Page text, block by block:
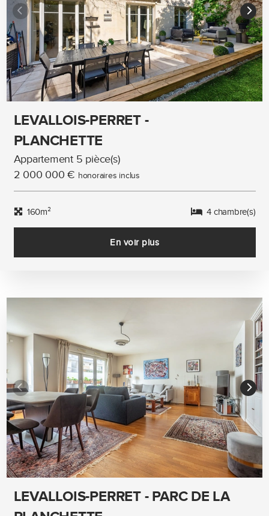
LEVALLOIS-PERRET -
PLANCHETTE
Appartement 5 pièce(s)
2 000 000 € honoraires inclus
160m² 4 chambre(s)
En voir plus
LEVALLOIS-PERRET - PARC DE LA